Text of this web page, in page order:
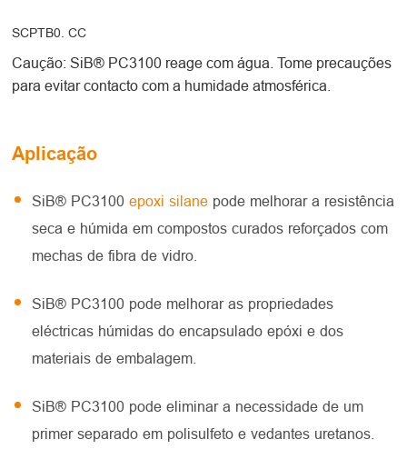
SCPTB0. CC
Caução: SiB® PC3100 reage com água. Tome precauções
para evitar contacto com a humidade atmosférica.
Aplicação
SiB® PC3100epoxi silane pode melhorar a resistência
seca e húmida em compostos curados reforçados com
mechas de fibra de vidro.
SiB® PC3100 pode melhorar as propriedades
eléctricas húmidas do encapsulado epóxi e dos
materiais de embalagem.
SiB® PC3100 pode eliminar a necessidade de um
primer separado em polisulfeto e vedantes uretanos.